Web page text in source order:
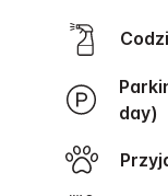
Parking na terenie obiektu (13 GBP /
day)